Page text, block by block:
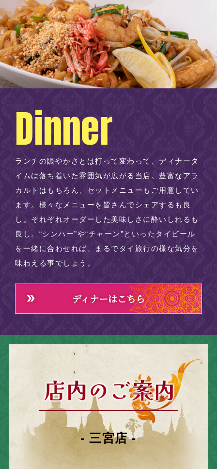
Dinner
ランチの賑やかさとは打って変わって、ディナータ
イムは落ち着いた雰囲気が広がる当店。豊富なアラ
カルトはもちろん、セットメニューもご用意してい
ます。様々なメニューを皆さんでシェアするも良
し。それぞれオーダーした美味しさに酔いしれるも
良し。“シンハー”や“チャーン”といったタイビール
を一緒に合わせれば、まるでタイ旅行の様な気分を
味わえる事でしょう。
ディナーはこちら
- 三宮店 -